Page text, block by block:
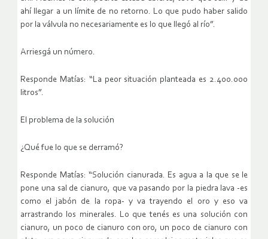
ahí llegar a un límite de no retorno. Lo que pudo haber salido
por la válvula no necesariamente es lo que llegó al río”.
Arriesgá un número.
Responde Matías: “La peor situación planteada es 2.400.000
litros”.
El problema de la solución
¿Qué fue lo que se derramó?
Responde Matías: “Solución cianurada. Es agua a la que se le
pone una sal de cianuro, que va pasando por la piedra lava -es
como el jabón de la ropa- y va trayendo el oro y eso va
arrastrando los minerales. Lo que tenés es una solución con
cianuro, un poco de cianuro con oro, un poco de cianuro con